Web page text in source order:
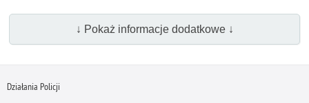
↓ Pokaż informacje dodatkowe ↓
Działania Policji